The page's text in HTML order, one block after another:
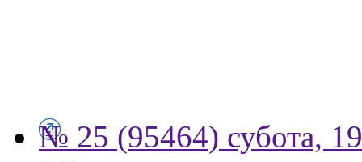
№ 25 (95464) субота,